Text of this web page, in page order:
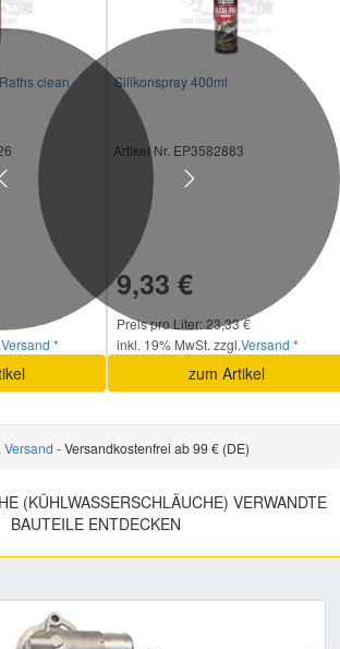
clean
Versand *
Silikonspray 400ml
Artikel Nr. EP3582883
9,33 €
Preis pro Liter: 23,33 €
inkl. 19% MwSt. zzgl.Versand *
zum Artikel
Previous Next
Versand - Versandkostenfrei ab 99 € (DE)
(KÜHLWASSERSCHLÄUCHE) VERWANDTE
BAUTEILE ENTDECKEN